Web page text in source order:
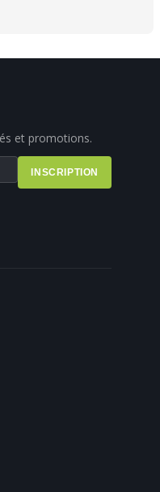
et promotions.
INSCRIPTION